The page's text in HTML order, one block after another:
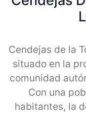
Cendejas de la
situado en la
comunidad
Con una
habitantes, la